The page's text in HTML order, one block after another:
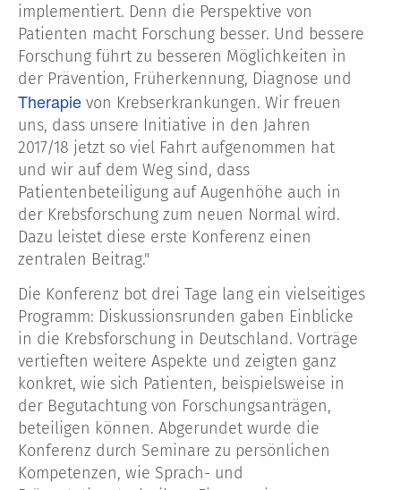
implementiert. Denn die Perspektive von
Patienten macht Forschung besser. Und bessere
Forschung führt zu besseren Möglichkeiten in
der Prävention, Früherkennung, Diagnose und
Therapie von Krebserkrankungen. Wir freuen
uns, dass unsere Initiative in den Jahren
2017/18 jetzt so viel Fahrt aufgenommen hat
und wir auf dem Weg sind, dass
Patientenbeteiligung auf Augenhöhe auch in
der Krebsforschung zum neuen Normal wird.
Dazu leistet diese erste Konferenz einen
zentralen Beitrag."
Die Konferenz bot drei Tage lang ein vielseitiges
Programm: Diskussionsrunden gaben Einblicke
in die Krebsforschung in Deutschland. Vorträge
vertieften weitere Aspekte und zeigten ganz
konkret, wie sich Patienten, beispielsweise in
der Begutachtung von Forschungsanträgen,
beteiligen können. Abgerundet wurde die
Konferenz durch Seminare zu persönlichen
Kompetenzen, wie Sprach- und